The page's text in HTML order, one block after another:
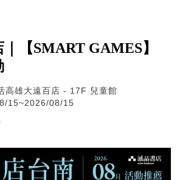
【SMART GAMES】
高雄大遠百店 - 17F 兒童館
15~2026/08/15